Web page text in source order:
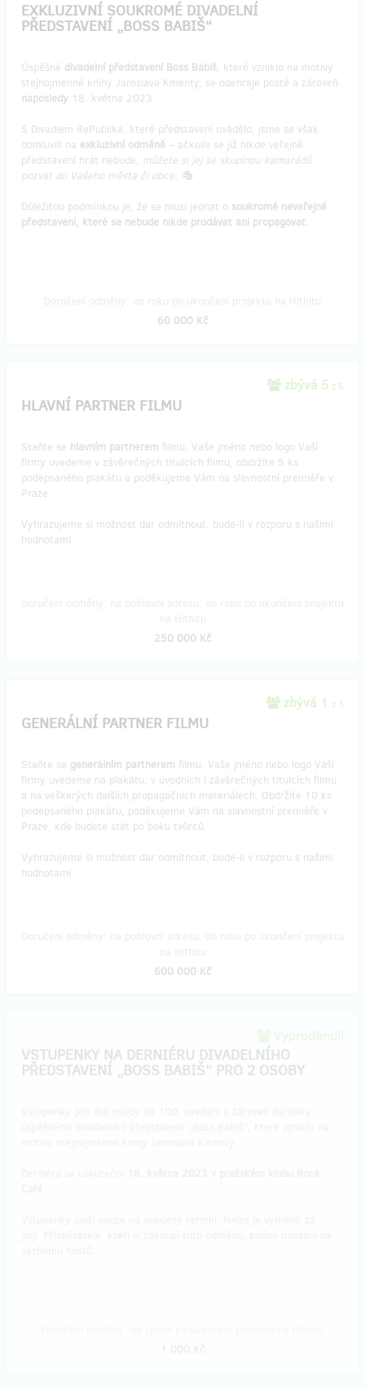
EXKLUZIVNÍ SOUKROMÉ DIVADELNÍ
PŘEDSTAVENÍ „BOSS BABIŠ“
Úspěšné divadelní představení Boss Babiš, které vzniklo na motivy
stejnojmenné knihy Jaroslava Kmenty, se odehraje posté a zároveň
naposledy 18. května 2023.
S Divadlem RePublika, které představení uvádělo, jsme se však
domluvili na exkluzivní odměně – ačkoliv se již nikde veřejně
představení hrát nebude, můžete si jej se skupinou kamarádů
pozvat do Vašeho města či obce. 🎭
Důležitou podmínkou je, že se musí jednat o soukromé neveřejné
představení, které se nebude nikde prodávat ani propagovat.
60 000 Kč
zbývá 5 z 5
HLAVNÍ PARTNER FILMU
Staňte se hlavním partnerem filmu. Vaše jméno nebo logo Vaší
firmy uvedeme v závěrečných titulcích filmu, obdržíte 5 ks
podepsaného plakátu a poděkujeme Vám na slavnostní premiéře v
Praze.
Vyhrazujeme si možnost dar odmítnout, bude-li v rozporu s našimi
hodnotami.
250 000 Kč
zbývá 1 z 1
GENERÁLNÍ PARTNER FILMU
Staňte se generálním partnerem filmu. Vaše jméno nebo logo Vaší
firmy uvedeme na plakátu, v úvodních i závěrečných titulcích filmu
a na veškerých dalších propagačních materiálech. Obdržíte 10 ks
podepsaného plakátu, poděkujeme Vám na slavnostní premiéře v
Praze, kde budete stát po boku tvůrců.
Vyhrazujeme si možnost dar odmítnout, bude-li v rozporu s našimi
hodnotami.
600 000 Kč
VSTUPENKY NA DERNIÉRU DIVADELNÍHO
PŘEDSTAVENÍ „BOSS BABIŠ“ PRO 2 OSOBY